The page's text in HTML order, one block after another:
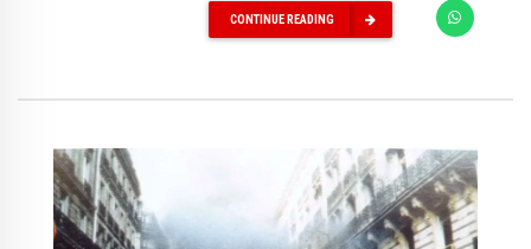
CONTINUE READING